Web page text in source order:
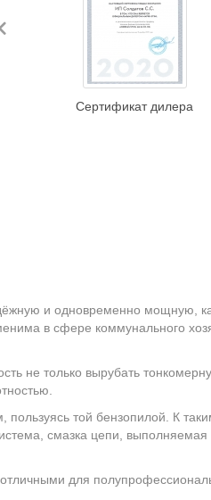
Сертификат дилера
Previous
и одновременно мощную,
в сфере коммунального
не только вырубать
той бензопилой. К
смазка цепи, выполняемая
отличными для